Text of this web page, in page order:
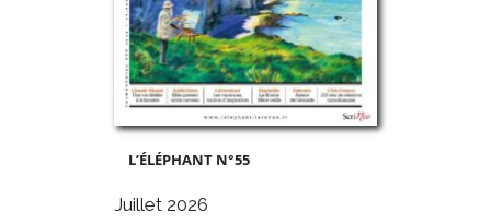
L’ÉLÉPHANT N°55
Juillet 2026